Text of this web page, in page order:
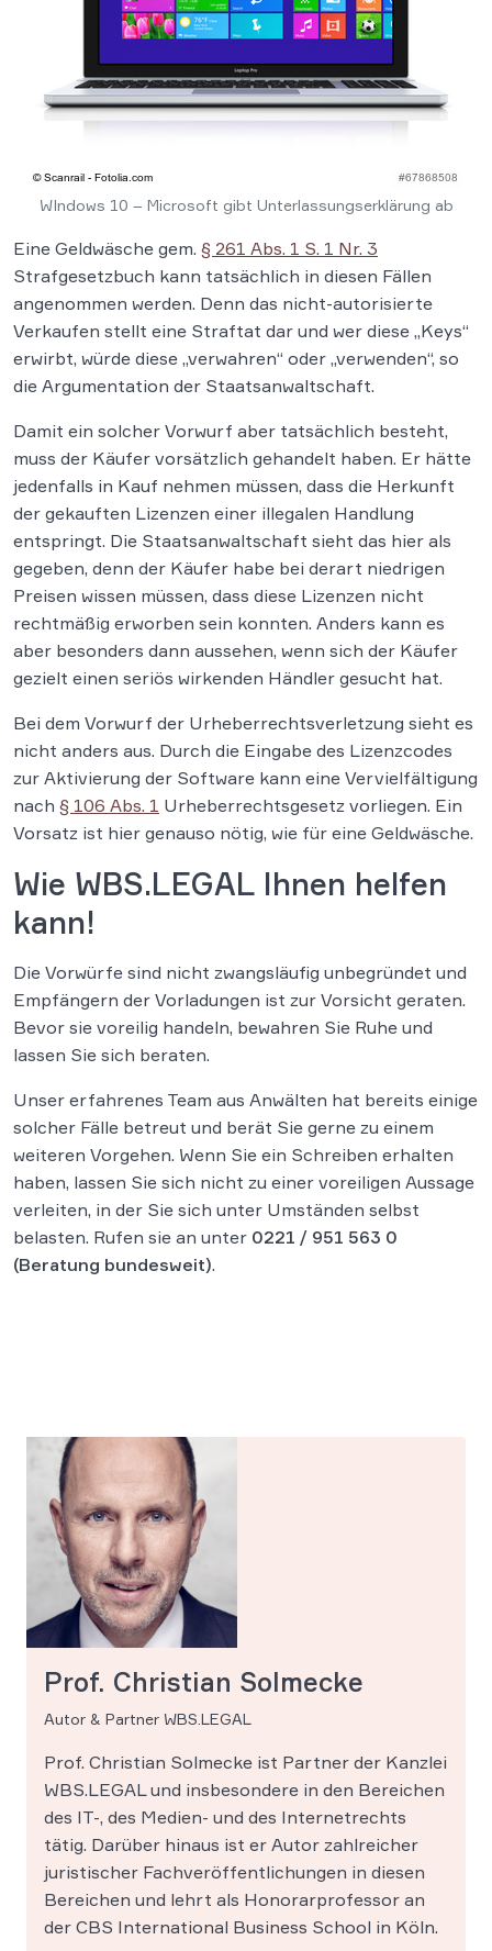
WIndows 10 – Microsoft gibt Unterlassungserklärung ab
Eine Geldwäsche gem. § 261 Abs. 1 S. 1 Nr. 3
Strafgesetzbuch kann tatsächlich in diesen Fällen
angenommen werden. Denn das nicht-autorisierte
Verkaufen stellt eine Straftat dar und wer diese „Keys“
erwirbt, würde diese „verwahren“ oder „verwenden“, so
die Argumentation der Staatsanwaltschaft.
Damit ein solcher Vorwurf aber tatsächlich besteht,
muss der Käufer vorsätzlich gehandelt haben. Er hätte
jedenfalls in Kauf nehmen müssen, dass die Herkunft
der gekauften Lizenzen einer illegalen Handlung
entspringt. Die Staatsanwaltschaft sieht das hier als
gegeben, denn der Käufer habe bei derart niedrigen
Preisen wissen müssen, dass diese Lizenzen nicht
rechtmäßig erworben sein konnten. Anders kann es
aber besonders dann aussehen, wenn sich der Käufer
gezielt einen seriös wirkenden Händler gesucht hat.
Bei dem Vorwurf der Urheberrechtsverletzung sieht es
nicht anders aus. Durch die Eingabe des Lizenzcodes
zur Aktivierung der Software kann eine Vervielfältigung
nach § 106 Abs. 1 Urheberrechtsgesetz vorliegen. Ein
Vorsatz ist hier genauso nötig, wie für eine Geldwäsche.
Wie WBS.LEGAL Ihnen helfen
kann!
Die Vorwürfe sind nicht zwangsläufig unbegründet und
Empfängern der Vorladungen ist zur Vorsicht geraten.
Bevor sie voreilig handeln, bewahren Sie Ruhe und
lassen Sie sich beraten.
Unser erfahrenes Team aus Anwälten hat bereits einige
solcher Fälle betreut und berät Sie gerne zu einem
weiteren Vorgehen. Wenn Sie ein Schreiben erhalten
haben, lassen Sie sich nicht zu einer voreiligen Aussage
verleiten, in der Sie sich unter Umständen selbst
belasten. Rufen sie an unter 0221 / 951 563 0
(Beratung bundesweit).
Prof. Christian Solmecke
Autor & Partner WBS.LEGAL
Prof. Christian Solmecke ist Partner der Kanzlei
WBS.LEGAL und insbesondere in den Bereichen
des IT-, des Medien- und des Internetrechts
tätig. Darüber hinaus ist er Autor zahlreicher
juristischer Fachveröffentlichungen in diesen
Bereichen und lehrt als Honorarprofessor an
der CBS International Business School in Köln.